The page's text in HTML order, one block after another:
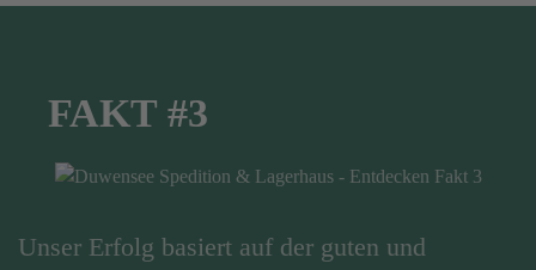
FAKT #3
Unser Erfolg basiert auf der guten und